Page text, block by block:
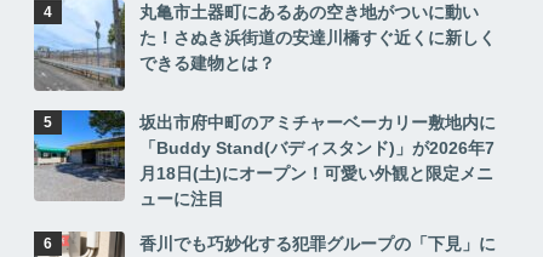
丸亀市土器町にあるあの空き地がついに動い
た！さぬき浜街道の安達川橋すぐ近くに新しく
できる建物とは？
坂出市府中町のアミチャーベーカリー敷地内に
「Buddy Stand(バディスタンド)」が2026年7
月18日(土)にオープン！可愛い外観と限定メニ
ューに注目
香川でも巧妙化する犯罪グループの「下見」に